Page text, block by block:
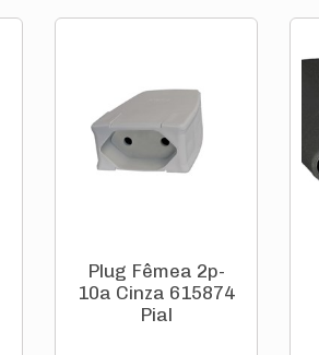
Plug Fêmea 2p-
10a Cinza 615874
Pial